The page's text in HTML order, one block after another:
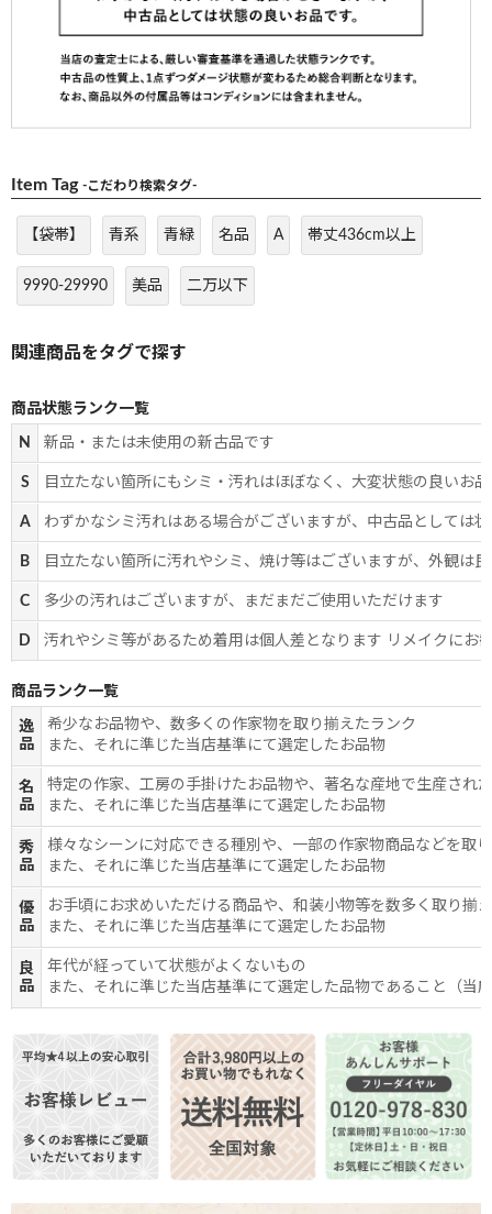
Item Tag -こだわり検索タグ-
【袋帯】 青系 青緑 名品 A 帯丈436cm以上
9990-29990 美品 二万以下
商品状態ランク一覧
N 新品・または未使用の新古品です
S 目立たない箇所にもシミ・汚れはほぼなく、大変状態の良いお
A わずかなシミ汚れはある場合がございますが、中古品としては
B 目立たない箇所に汚れやシミ、焼け等はございますが、外観は
C 多少の汚れはございますが、まだまだご使用いただけます
D 汚れやシミ等があるため着用は個人差となります リメイクにお
商品ランク一覧
逸
品
希少なお品物や、数多くの作家物を取り揃えたランク
また、それに準じた当店基準にて選定したお品物
名
品
特定の作家、工房の手掛けたお品物や、著名な産地で生産され
また、それに準じた当店基準にて選定したお品物
秀
品
様々なシーンに対応できる種別や、一部の作家物商品などを取
また、それに準じた当店基準にて選定したお品物
優
品
お手頃にお求めいただける商品や、和装小物等を数多く取り揃
また、それに準じた当店基準にて選定したお品物
良
品
年代が経っていて状態がよくないもの
また、それに準じた当店基準にて選定した品物であること（当